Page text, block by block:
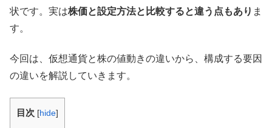
状です。実は株価と設定方法と比較すると違う点もあり ま
す。
今回は、仮想通貨と株の値動きの違いから、構成する要因
の違いを解説していきます。
目次 [hide]